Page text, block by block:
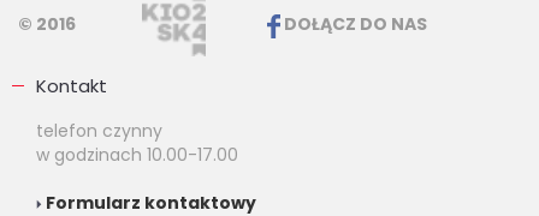
© 2016 DOŁĄCZ DO NAS
Kontakt
telefon czynny
w godzinach 10.00-17.00
Formularz kontaktowy